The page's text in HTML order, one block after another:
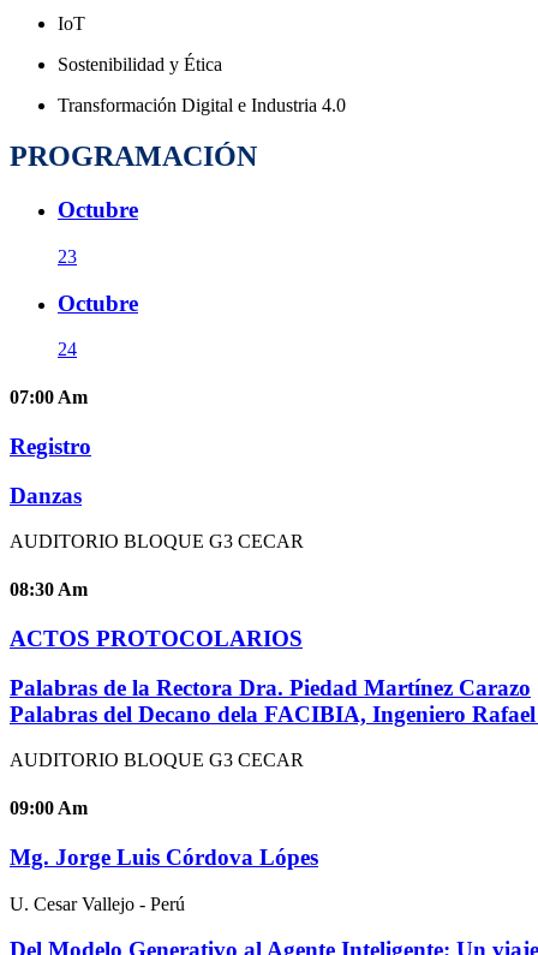
IoT
Sostenibilidad y Ética
Transformación Digital e Industria 4.0
PROGRAMACIÓN
Octubre
23
Octubre
24
07:00 Am
Registro
Danzas
AUDITORIO BLOQUE G3 CECAR
08:30 Am
ACTOS PROTOCOLARIOS
Palabras de la Rectora Dra. Piedad Martínez Carazo
Palabras del Decano dela FACIBIA, Ingeniero
AUDITORIO BLOQUE G3 CECAR
09:00 Am
Mg. Jorge Luis Córdova Lópes
U. Cesar Vallejo - Perú